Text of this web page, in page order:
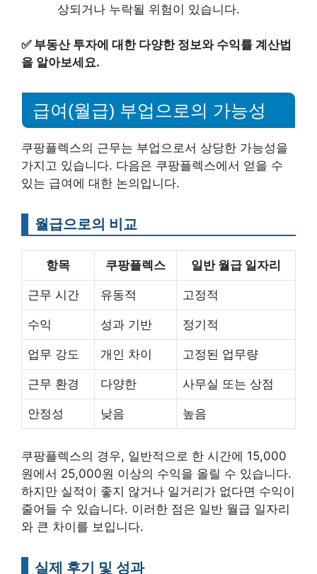
상되거나 누락될 위험이 있습니다.
✅ 부동산 투자에 대한 다양한 정보와 수익률 계산법
을 알아보세요.
급여(월급) 부업으로의 가능성
쿠팡플렉스의 근무는 부업으로서 상당한 가능성을
가지고 있습니다. 다음은 쿠팡플렉스에서 얻을 수
있는 급여에 대한 논의입니다.
월급으로의 비교
항목 쿠팡플렉스 일반 월급 일자리
근무 시간 유동적 고정적
수익 성과 기반 정기적
업무 강도 개인 차이 고정된 업무량
근무 환경 다양한 사무실 또는 상점
안정성 낮음 높음
쿠팡플렉스의 경우, 일반적으로 한 시간에 15,000
원에서 25,000원 이상의 수익을 올릴 수 있습니다.
하지만 실적이 좋지 않거나 일거리가 없다면 수익이
줄어들 수 있습니다. 이러한 점은 일반 월급 일자리
와 큰 차이를 보입니다.
실제 후기 및 성과